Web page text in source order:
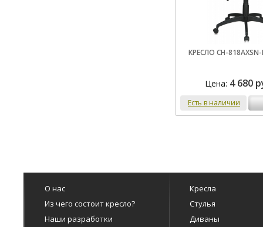
КРЕСЛО CH-
Цена: 4 680
Есть в наличии
О нас
Из чего состоит кресло?
Наши разработки
Кресла
Стулья
Диваны